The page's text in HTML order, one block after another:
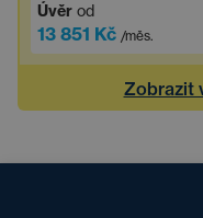
Úvěr od
13 851 Kč /měs.
Zobrazit